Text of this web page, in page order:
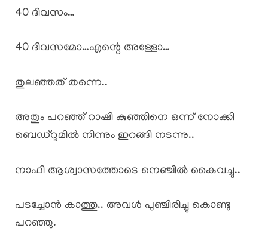
40 ദിവസം…
40 ദിവസമോ…എന്റെ അള്ളോ…
തുലഞ്ഞത് തന്നെ..
അതും പറഞ്ഞ് റാഷി കുഞ്ഞിനെ ഒന്ന് നോക്കി
ബെഡ്റൂമിൽ നിന്നും ഇറങ്ങി നടന്നു..
നാഫി ആശ്വാസത്തോടെ നെഞ്ചിൽ കൈവച്ചു..
പടച്ചോൻ കാത്തു.. അവൾ പുഞ്ചിരിച്ചു കൊണ്ടു
പറഞ്ഞു.